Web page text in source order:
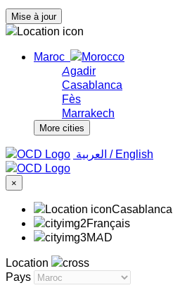
Maroc
Agadir
Casablanca
Fès
Marrakech
More cities
‏العربية ‏ / English
×
Casablanca
Français
MAD
Location
Pays